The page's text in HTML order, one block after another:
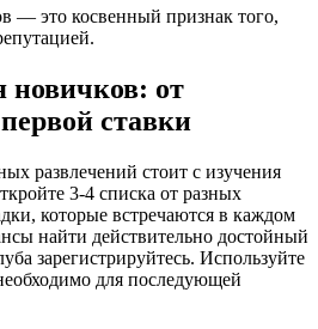
— это косвенный признак того,
новичков: от
ставки
развлечений стоит с изучения
3-4 списка от разных
которые встречаются в каждом
найти действительно достойный
зарегистрируйтесь. Используйте
для последующей